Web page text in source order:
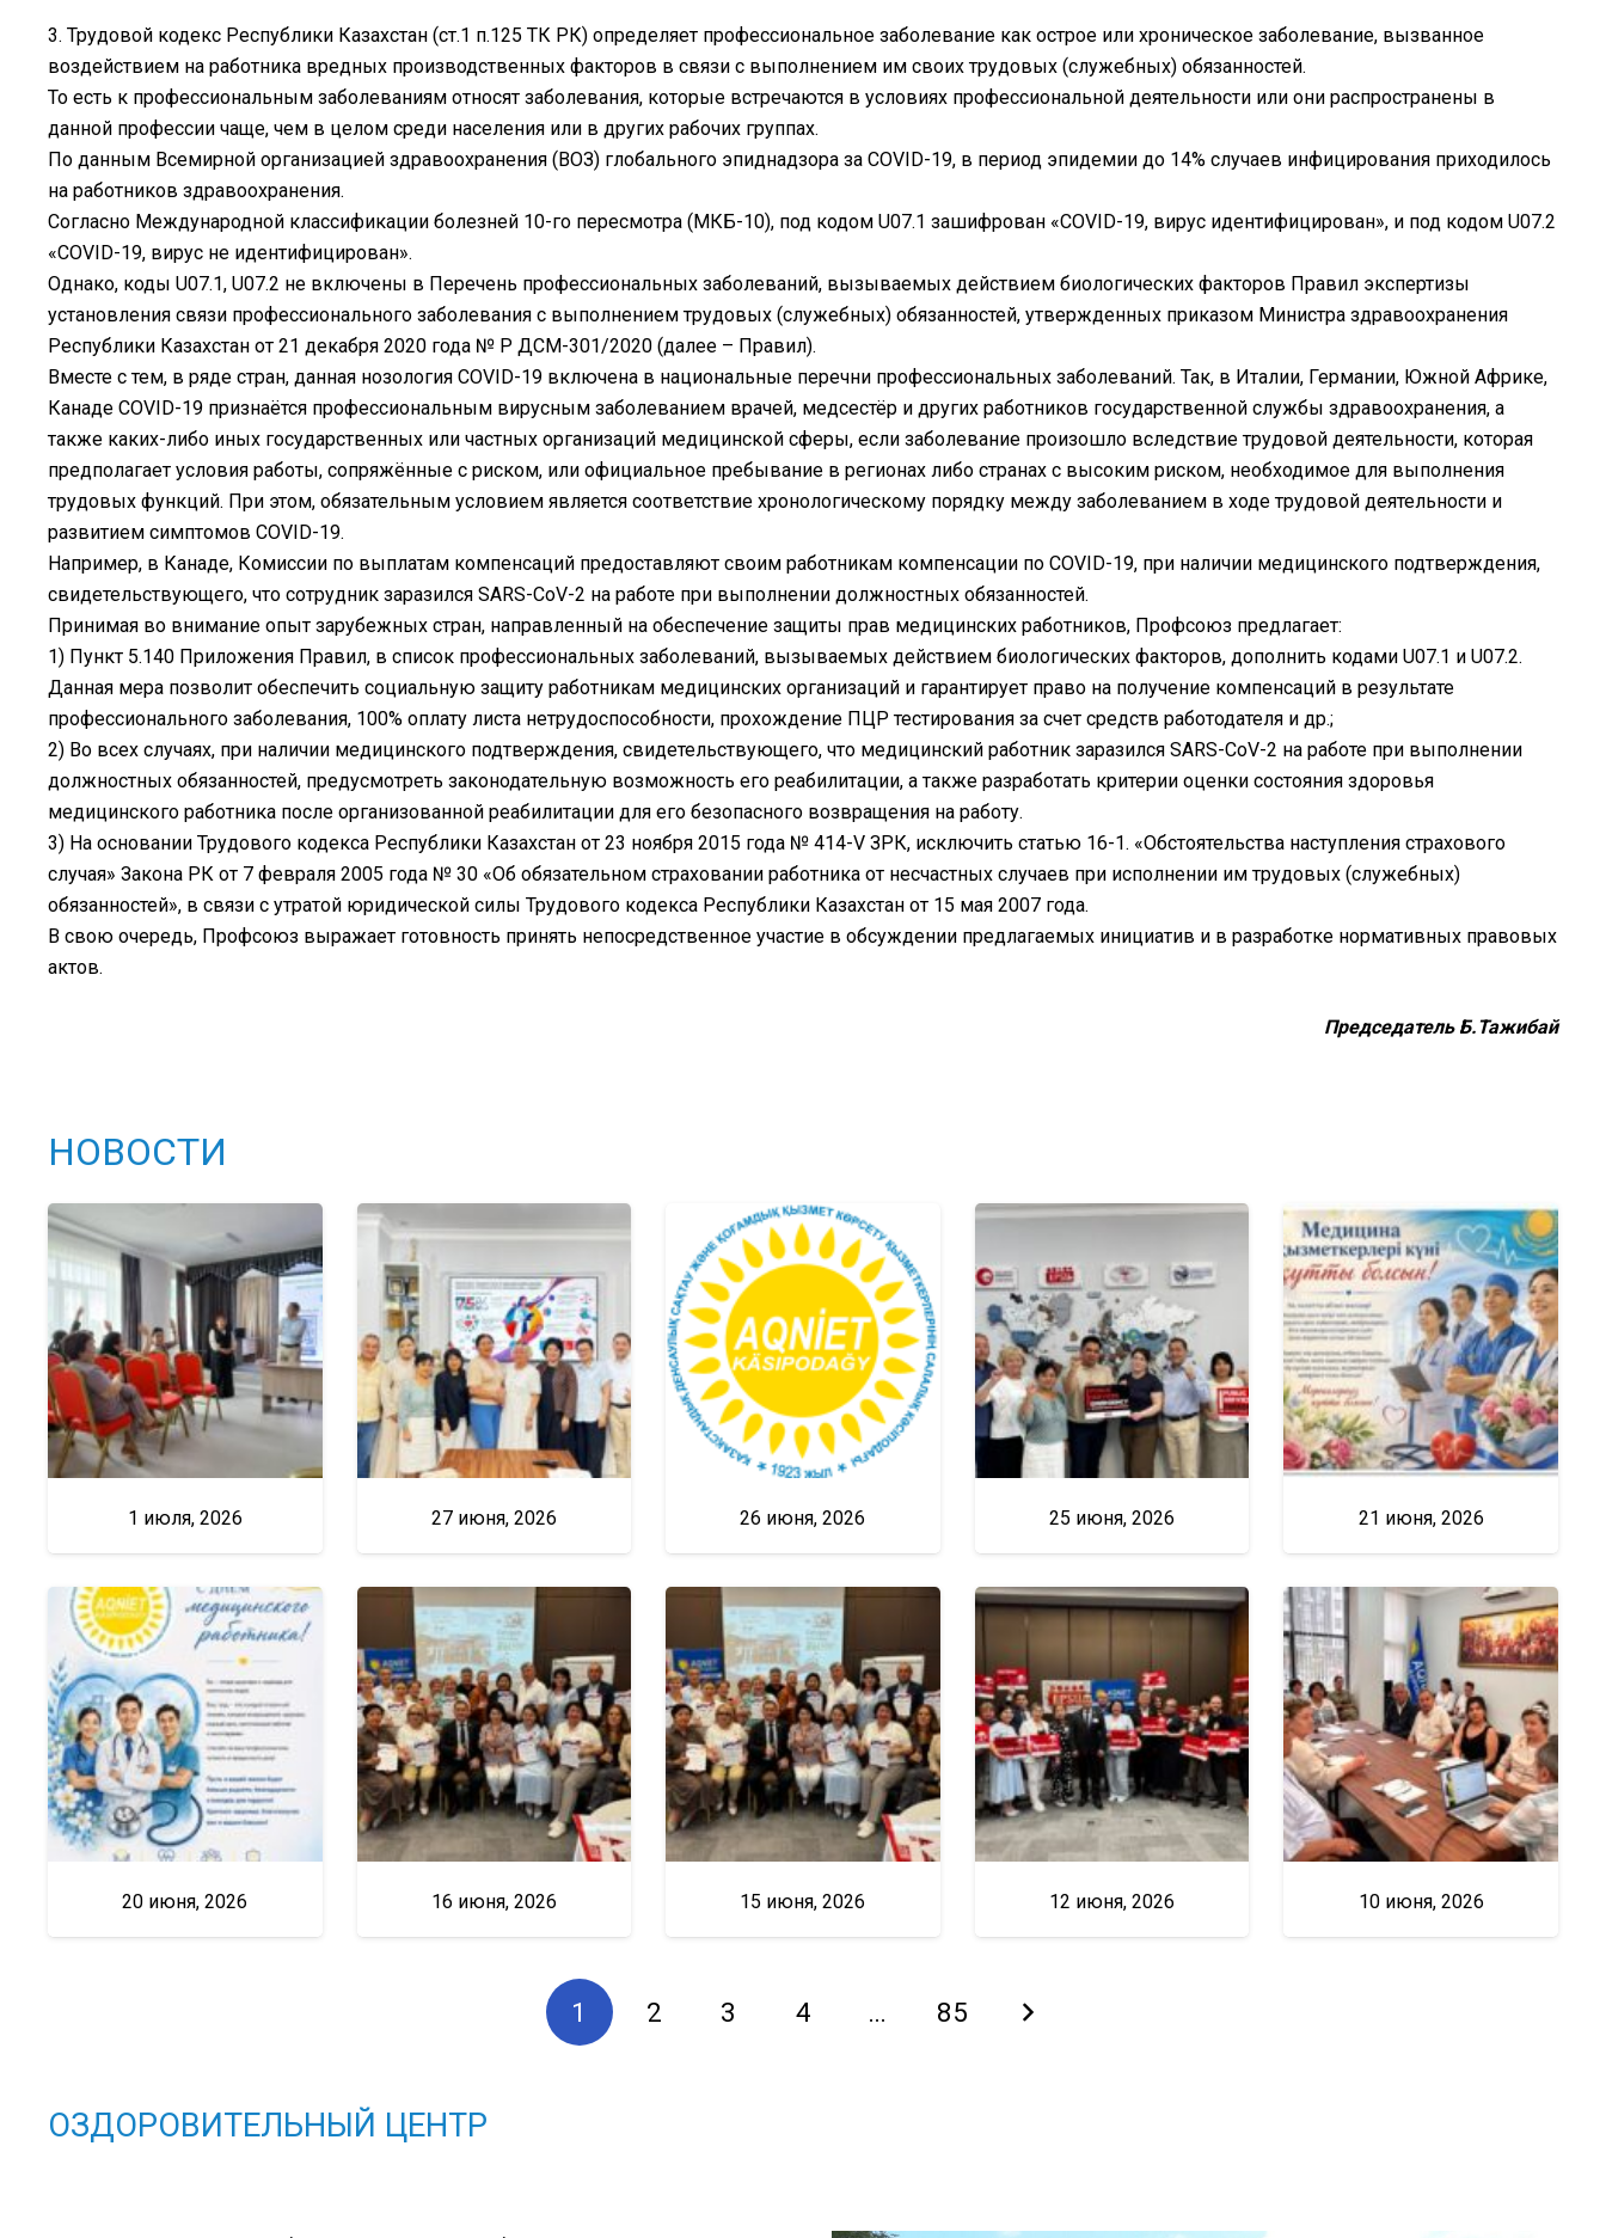
3. Трудовой кодекс Республики Казахстан (ст.1 п.125 ТК РК) определяет профессиональное заболевание как острое или хроническое заболевание, вызванное
воздействием на работника вредных производственных факторов в связи с выполнением им своих трудовых (служебных) обязанностей.
То есть к профессиональным заболеваниям относят заболевания, которые встречаются в условиях профессиональной деятельности или они распространены в
данной профессии чаще, чем в целом среди населения или в других рабочих группах.
По данным Всемирной организацией здравоохранения (ВОЗ) глобального эпиднадзора за COVID-19, в период эпидемии до 14% случаев инфицирования приходилось
на работников здравоохранения.
Согласно Международной классификации болезней 10-го пересмотра (МКБ-10), под кодом U07.1 зашифрован «COVID-19, вирус идентифицирован», и под кодом U07.2
«COVID-19, вирус не идентифицирован».
Однако, коды U07.1, U07.2 не включены в Перечень профессиональных заболеваний, вызываемых действием биологических факторов Правил экспертизы
установления связи профессионального заболевания с выполнением трудовых (служебных) обязанностей, утвержденных приказом Министра здравоохранения
Республики Казахстан от 21 декабря 2020 года № ҚР ДСМ-301/2020 (далее – Правил).
Вместе с тем, в ряде стран, данная нозология COVID-19 включена в национальные перечни профессиональных заболеваний. Так, в Италии, Германии, Южной Африке,
Канаде COVID-19 признаётся профессиональным вирусным заболеванием врачей, медсестёр и других работников государственной службы здравоохранения, а
также каких-либо иных государственных или частных организаций медицинской сферы, если заболевание произошло вследствие трудовой деятельности, которая
предполагает условия работы, сопряжённые с риском, или официальное пребывание в регионах либо странах с высоким риском, необходимое для выполнения
трудовых функций. При этом, обязательным условием является соответствие хронологическому порядку между заболеванием в ходе трудовой деятельности и
развитием симптомов COVID-19.
Например, в Канаде, Комиссии по выплатам компенсаций предоставляют своим работникам компенсации по COVID-19, при наличии медицинского подтверждения,
свидетельствующего, что сотрудник заразился SARS-CoV-2 на работе при выполнении должностных обязанностей.
Принимая во внимание опыт зарубежных стран, направленный на обеспечение защиты прав медицинских работников, Профсоюз предлагает:
1) Пункт 5.140 Приложения Правил, в список профессиональных заболеваний, вызываемых действием биологических факторов, дополнить кодами U07.1 и U07.2.
Данная мера позволит обеспечить социальную защиту работникам медицинских организаций и гарантирует право на получение компенсаций в результате
профессионального заболевания, 100% оплату листа нетрудоспособности, прохождение ПЦР тестирования за счет средств работодателя и др.;
2) Во всех случаях, при наличии медицинского подтверждения, свидетельствующего, что медицинский работник заразился SARS-CoV-2 на работе при выполнении
должностных обязанностей, предусмотреть законодательную возможность его реабилитации, а также разработать критерии оценки состояния здоровья
медицинского работника после организованной реабилитации для его безопасного возвращения на работу.
3) На основании Трудового кодекса Республики Казахстан от 23 ноября 2015 года № 414-V ЗРК, исключить статью 16-1. «Обстоятельства наступления страхового
случая» Закона РК от 7 февраля 2005 года № 30 «Об обязательном страховании работника от несчастных случаев при исполнении им трудовых (служебных)
обязанностей», в связи с утратой юридической силы Трудового кодекса Республики Казахстан от 15 мая 2007 года.
В свою очередь, Профсоюз выражает готовность принять непосредственное участие в обсуждении предлагаемых инициатив и в разработке нормативных правовых
актов.
Председатель Б.Тажибай
НОВОСТИ
1 июля, 2026 27 июня, 2026 26 июня, 2026 25 июня, 2026 21 июня, 2026
20 июня, 2026 16 июня, 2026 15 июня, 2026 12 июня, 2026 10 июня, 2026
1 2 3 4 … 85
ОЗДОРОВИТЕЛЬНЫЙ ЦЕНТР